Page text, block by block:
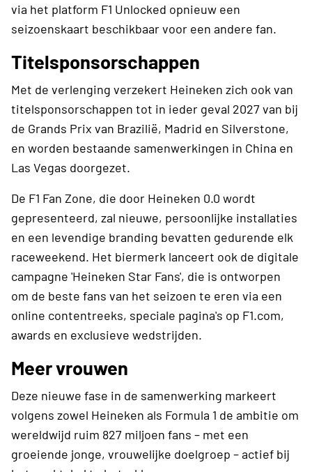
via het platform F1 Unlocked opnieuw een
seizoenskaart beschikbaar voor een andere fan.
Titelsponsorschappen
​Met de verlenging verzekert Heineken zich ook van
titelsponsorschappen tot in ieder geval 2027 van bij
de Grands Prix van Brazilië, Madrid en Silverstone,
en worden bestaande samenwerkingen in China en
Las Vegas doorgezet.
De F1 Fan Zone, die door Heineken 0.0 wordt
gepresenteerd, zal nieuwe, persoonlijke installaties
en een levendige branding bevatten gedurende elk
raceweekend. Het biermerk lanceert ook de digitale
campagne 'Heineken Star Fans', die is ontworpen
om de beste fans van het seizoen te eren via een
online contentreeks, speciale pagina's op F1.com,
awards en exclusieve wedstrijden.
Meer vrouwen
​Deze nieuwe fase in de samenwerking markeert
volgens zowel Heineken als Formula 1 de ambitie om
wereldwijd ruim 827 miljoen fans – met een
groeiende jonge, vrouwelijke doelgroep – actief bij